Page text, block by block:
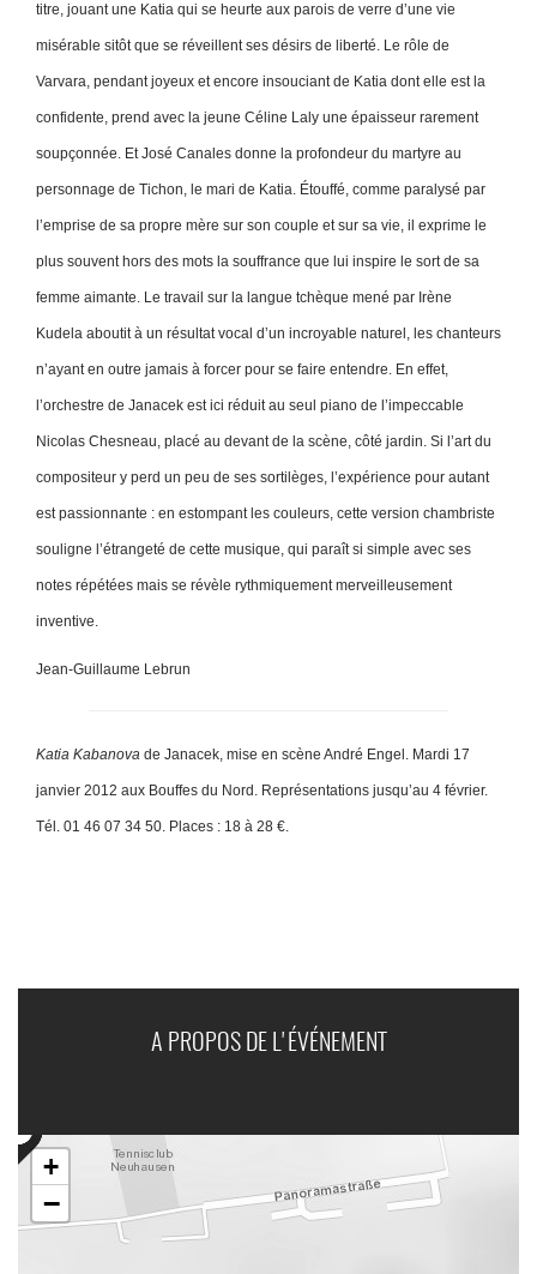
titre, jouant une Katia qui se heurte aux parois de verre d’une vie
misérable sitôt que se réveillent ses désirs de liberté. Le rôle de
Varvara, pendant joyeux et encore insouciant de Katia dont elle est la
confidente, prend avec la jeune Céline Laly une épaisseur rarement
soupçonnée. Et José Canales donne la profondeur du martyre au
personnage de Tichon, le mari de Katia. Étouffé, comme paralysé par
l’emprise de sa propre mère sur son couple et sur sa vie, il exprime le
plus souvent hors des mots la souffrance que lui inspire le sort de sa
femme aimante. Le travail sur la langue tchèque mené par Irène
Kudela aboutit à un résultat vocal d’un incroyable naturel, les chanteurs
n’ayant en outre jamais à forcer pour se faire entendre. En effet,
l’orchestre de Janacek est ici réduit au seul piano de l’impeccable
Nicolas Chesneau, placé au devant de la scène, côté jardin. Si l’art du
compositeur y perd un peu de ses sortilèges, l’expérience pour autant
est passionnante : en estompant les couleurs, cette version chambriste
souligne l’étrangeté de cette musique, qui paraît si simple avec ses
notes répétées mais se révèle rythmiquement merveilleusement
inventive.
Jean-Guillaume Lebrun
Katia Kabanova de Janacek, mise en scène André Engel. Mardi 17
janvier 2012 aux Bouffes du Nord. Représentations jusqu’au 4 février.
Tél. 01 46 07 34 50. Places : 18 à 28 €.
A PROPOS DE L'ÉVÉNEMENT
+
−